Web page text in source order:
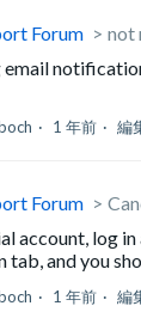
Forum
not
1 年前 編
Forum
account, log
and you
1 年前 編